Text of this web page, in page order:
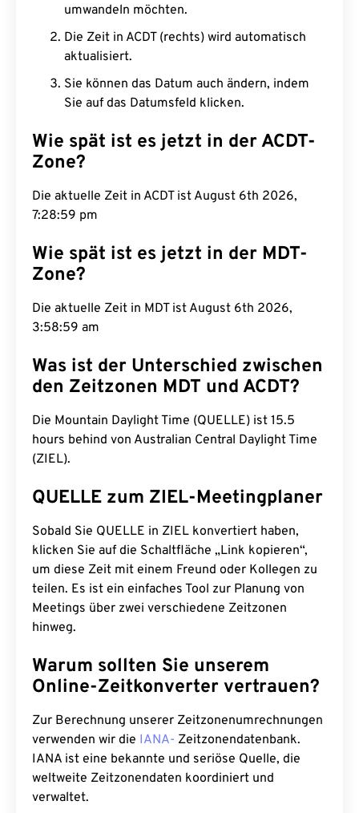
umwandeln möchten.
Die Zeit in ACDT (rechts) wird automatisch
aktualisiert.
Sie können das Datum auch ändern, indem
Sie auf das Datumsfeld klicken.
Wie spät ist es jetzt in der ACDT-
Zone?
Die aktuelle Zeit in ACDT ist August 6th 2026,
7:28:59 pm
Wie spät ist es jetzt in der MDT-
Zone?
Die aktuelle Zeit in MDT ist August 6th 2026,
3:58:59 am
Was ist der Unterschied zwischen
den Zeitzonen MDT und ACDT?
Die Mountain Daylight Time (QUELLE) ist 15.5
hours behind von Australian Central Daylight Time
(ZIEL).
QUELLE zum ZIEL-Meetingplaner
Sobald Sie QUELLE in ZIEL konvertiert haben,
klicken Sie auf die Schaltfläche „Link kopieren“,
um diese Zeit mit einem Freund oder Kollegen zu
teilen. Es ist ein einfaches Tool zur Planung von
Meetings über zwei verschiedene Zeitzonen
hinweg.
Warum sollten Sie unserem
Online-Zeitkonverter vertrauen?
Zur Berechnung unserer Zeitzonenumrechnungen
verwenden wir die IANA- Zeitzonendatenbank.
IANA ist eine bekannte und seriöse Quelle, die
weltweite Zeitzonendaten koordiniert und
verwaltet.